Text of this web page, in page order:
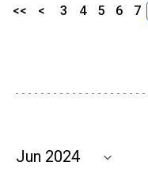
<< < 3 4 5 6 7